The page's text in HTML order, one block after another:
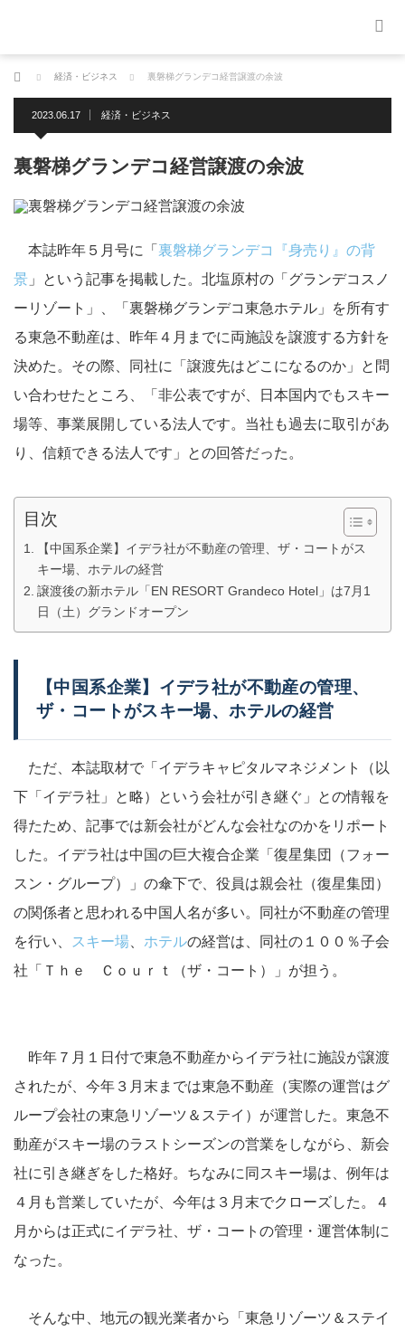
ホーム 経済・ビジネス 裏磐梯グランデコ経営譲渡の余波
2023.06.17 経済・ビジネス
裏磐梯グランデコ経営譲渡の余波
本誌昨年５月号に「 裏磐梯グランデコ『身売り』の背
景 」という記事を掲載した。北塩原村の「グランデコスノ
ーリゾート」、「裏磐梯グランデコ東急ホテル」を所有す
る東急不動産は、昨年４月までに両施設を譲渡する方針を
決めた。その際、同社に「譲渡先はどこになるのか」と問
い合わせたところ、「非公表ですが、日本国内でもスキー
場等、事業展開している法人です。当社も過去に取引があ
り、信頼できる法人です」との回答だった。
目次
【中国系企業】イデラ社が不動産の管理、ザ・コートがス
キー場、ホテルの経営
譲渡後の新ホテル「EN RESORT Grandeco Hotel」は7月1
日（土）グランドオープン
【中国系企業】イデラ社が不動産の管理、
ザ・コートがスキー場、ホテルの経営
ただ、本誌取材で「イデラキャピタルマネジメント（以
下「イデラ社」と略）という会社が引き継ぐ」との情報を
得たため、記事では新会社がどんな会社なのかをリポート
した。イデラ社は中国の巨大複合企業「復星集団（フォー
スン・グループ）」の傘下で、役員は親会社（復星集団）
の関係者と思われる中国人名が多い。同社が不動産の管理
を行い、
スキー場 ホテルの経営は、同社の１００％子会
社「Ｔｈｅ Ｃｏｕｒｔ（ザ・コート）」が担う。
昨年７月１日付で東急不動産からイデラ社に施設が譲渡
されたが、今年３月末までは東急不動産（実際の運営はグ
ループ会社の東急リゾーツ＆ステイ）が運営した。東急不
動産がスキー場のラストシーズンの営業をしながら、新会
社に引き継ぎをした格好。ちなみに同スキー場は、例年は
４月も営業していたが、今年は３月末でクローズした。４
月からは正式にイデラ社、ザ・コートの管理・運営体制に
なった。
そんな中、地元の観光業者から「東急リゾーツ＆ステイ